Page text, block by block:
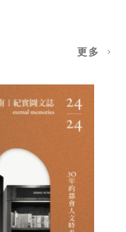
更多